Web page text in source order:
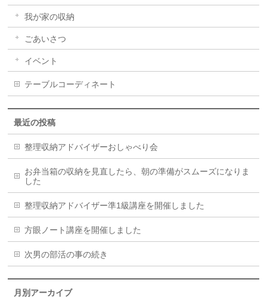
我が家の収納
ごあいさつ
イベント
テーブルコーディネート
最近の投稿
整理収納アドバイザーおしゃべり会
お弁当箱の収納を見直したら、朝の準備がスムーズになりま
した
整理収納アドバイザー準1級講座を開催しました
方眼ノート講座を開催しました
次男の部活の事の続き
月別アーカイブ